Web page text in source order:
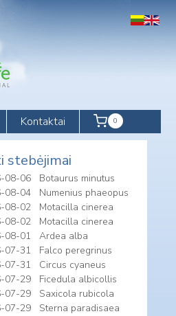
Kontaktai 0
stebėjimai
08-06
Botaurus minutus
08-04
Numenius phaeopus
08-02
Motacilla cinerea
08-02
Motacilla cinerea
08-01
Ardea alba
07-31
Falco peregrinus
07-31
Circus cyaneus
07-29
Ficedula albicollis
07-29
Saxicola rubicola
07-29
Sterna paradisaea